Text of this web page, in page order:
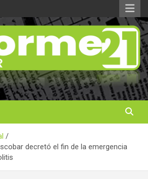
decretó el fin de la emergencia